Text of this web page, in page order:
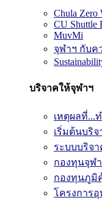
Chula Zero
CU Shuttle
MuvMi
จุฬาฯ กับค
บริจาคให้จุฬาฯ
เหตุผลที่...
เริ่มต้นบริจ
ระบบบริจ
กองทุนจุฬ
กองทุนภูมิ
โครงการ